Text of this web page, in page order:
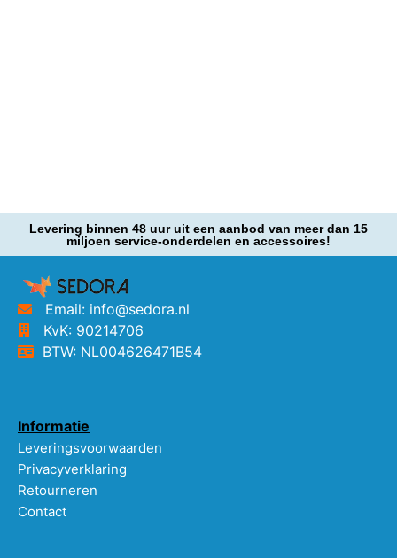
Levering binnen 48 uur uit een aanbod van meer dan 15
miljoen service-onderdelen en accessoires!
Email: info@sedora.nl
KvK: 90214706
BTW: NL004626471B54
Informatie
Leveringsvoorwaarden
Privacyverklaring
Retourneren
Contact